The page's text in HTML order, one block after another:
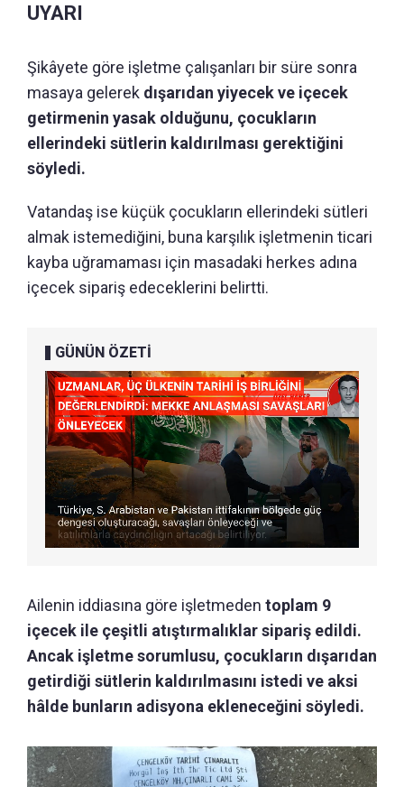
UYARI
Şikâyete göre işletme çalışanları bir süre sonra
masaya gelerek dışarıdan yiyecek ve içecek
getirmenin yasak olduğunu, çocukların
ellerindeki sütlerin kaldırılması gerektiğini
söyledi.
Vatandaş ise küçük çocukların ellerindeki sütleri
almak istemediğini, buna karşılık işletmenin ticari
kayba uğramaması için masadaki herkes adına
içecek sipariş edeceklerini belirtti.
GÜNÜN ÖZETİ
Ailenin iddiasına göre işletmeden toplam 9
içecek ile çeşitli atıştırmalıklar sipariş edildi.
Ancak işletme sorumlusu, çocukların dışarıdan
getirdiği sütlerin kaldırılmasını istedi ve aksi
hâlde bunların adisyona ekleneceğini söyledi.